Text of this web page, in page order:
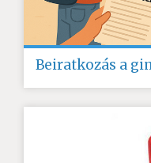
Beiratkozás a